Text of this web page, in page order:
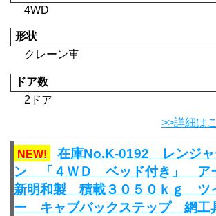
4WD
形状
クレーン車
ドア数
2ドア
>>詳細は
NEW!
在庫No.K-0192 レンジ
ン 「４ＷＤ ベッド付き」 ア
新明和製 積載３０５０ｋｇ ツ
ー キャブバックステップ 網